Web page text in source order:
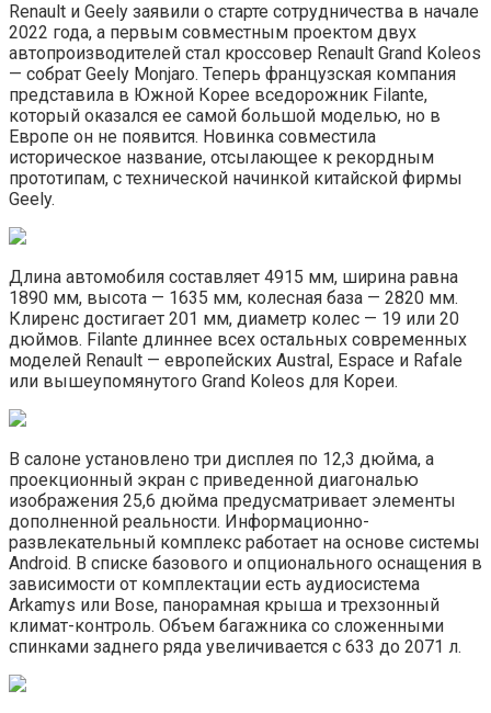
Renault и Geely заявили о старте сотрудничества в начале
2022 года, а первым совместным проектом двух
автопроизводителей стал кроссовер Renault Grand Koleos
— собрат Geely Monjaro. Теперь французская компания
представила в Южной Корее вседорожник Filante,
который оказался ее самой большой моделью, но в
Европе он не появится. Новинка совместила
историческое название, отсылающее к рекордным
прототипам, с технической начинкой китайской фирмы
Geely.
Длина автомобиля составляет 4915 мм, ширина равна
1890 мм, высота — 1635 мм, колесная база — 2820 мм.
Клиренс достигает 201 мм, диаметр колес — 19 или 20
дюймов. Filante длиннее всех остальных современных
моделей Renault — европейских Austral, Espace и Rafale
или вышеупомянутого Grand Koleos для Кореи.
В салоне установлено три дисплея по 12,3 дюйма, а
проекционный экран с приведенной диагональю
изображения 25,6 дюйма предусматривает элементы
дополненной реальности. Информационно-
развлекательный комплекс работает на основе системы
Android. В списке базового и опционального оснащения в
зависимости от комплектации есть аудиосистема
Arkamys или Bose, панорамная крыша и трехзонный
климат-контроль. Объем багажника со сложенными
спинками заднего ряда увеличивается с 633 до 2071 л.